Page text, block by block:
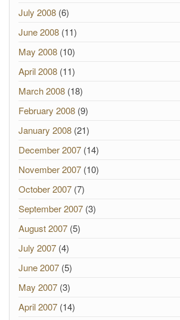
July 2008 (6)
June 2008 (11)
May 2008 (10)
April 2008 (11)
March 2008 (18)
February 2008 (9)
January 2008 (21)
December 2007 (14)
November 2007 (10)
October 2007 (7)
September 2007 (3)
August 2007 (5)
July 2007 (4)
June 2007 (5)
May 2007 (3)
April 2007 (14)